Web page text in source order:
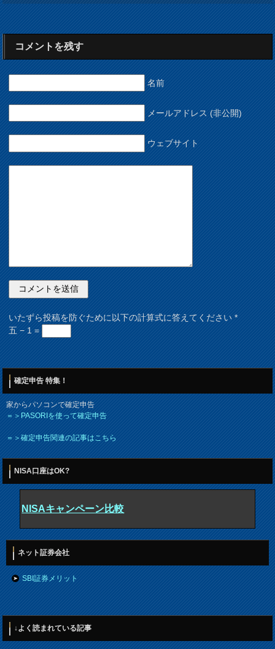
コメントを残す
名前
メールアドレス (非公開)
ウェブサイト
いたずら投稿を防ぐために以下の計算式に答えてください*
五 − 1 =
確定申告 特集！
家からパソコンで確定申告
＝＞PASORIを使って確定申告
＝＞確定申告関連の記事はこちら
NISA口座はOK?
NISAキャンペーン比較
ネット証券会社
SBI証券メリット
↓よく読まれている記事